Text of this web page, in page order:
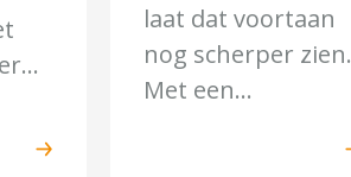
laat dat voortaan
nog scherper zien.
Met een...